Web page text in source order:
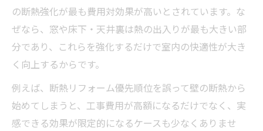
の断熱強化が最も費用対効果が高いとされています。な
ぜなら、窓や床下・天井裏は熱の出入りが最も大きい部
分であり、これらを強化するだけで室内の快適性が大き
く向上するからです。
例えば、断熱リフォーム優先順位を誤って壁の断熱から
始めてしまうと、工事費用が高額になるだけでなく、実
感できる効果が限定的になるケースも少なくありませ